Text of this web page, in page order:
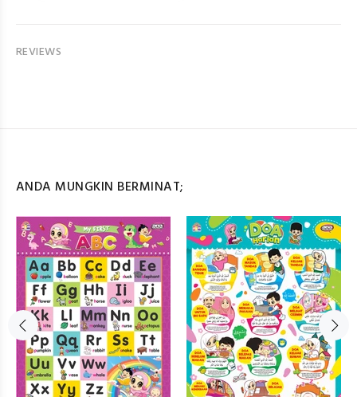
REVIEWS
ANDA MUNGKIN BERMINAT;